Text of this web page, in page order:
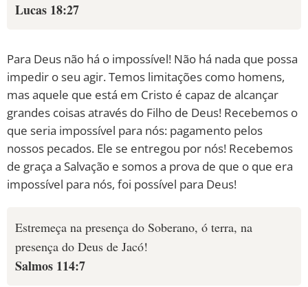
Lucas 18:27
Para Deus não há o impossível! Não há nada que possa
impedir o seu agir. Temos limitações como homens,
mas aquele que está em Cristo é capaz de alcançar
grandes coisas através do Filho de Deus! Recebemos o
que seria impossível para nós: pagamento pelos
nossos pecados. Ele se entregou por nós! Recebemos
de graça a Salvação e somos a prova de que o que era
impossível para nós, foi possível para Deus!
Estremeça na presença do Soberano, ó terra, na
presença do Deus de Jacó!
Salmos 114:7